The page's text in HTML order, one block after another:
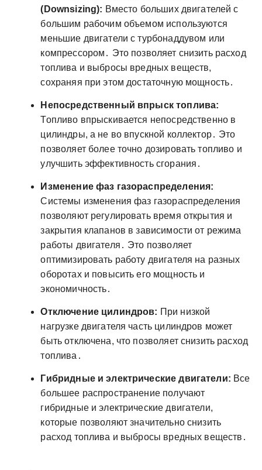
(Downsizing): Вместо больших двигателей с
большим рабочим объемом используются
меньшие двигатели с турбонаддувом или
компрессором․ Это позволяет снизить расход
топлива и выбросы вредных веществ,
сохраняя при этом достаточную мощность․
Непосредственный впрыск топлива:
Топливо впрыскивается непосредственно в
цилиндры, а не во впускной коллектор․ Это
позволяет более точно дозировать топливо и
улучшить эффективность сгорания․
Изменение фаз газораспределения:
Системы изменения фаз газораспределения
позволяют регулировать время открытия и
закрытия клапанов в зависимости от режима
работы двигателя․ Это позволяет
оптимизировать работу двигателя на разных
оборотах и повысить его мощность и
экономичность․
Отключение цилиндров: При низкой
нагрузке двигателя часть цилиндров может
быть отключена, что позволяет снизить расход
топлива․
Гибридные и электрические двигатели: Все
большее распространение получают
гибридные и электрические двигатели,
которые позволяют значительно снизить
расход топлива и выбросы вредных веществ․